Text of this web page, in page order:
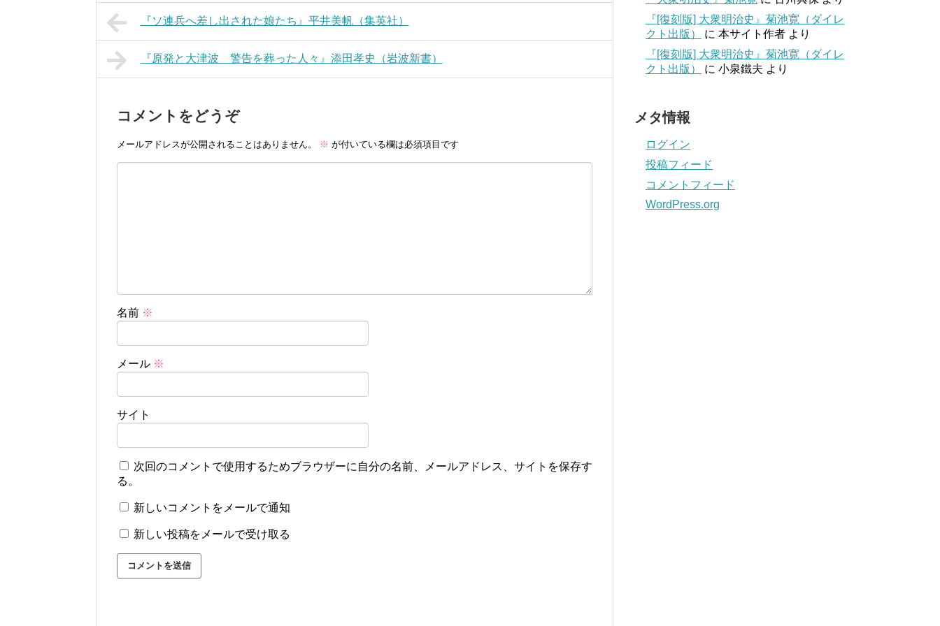
『ソ連兵へ差し出された娘たち』平井美帆（集英社）
『原発と大津波 警告を葬った人々』添田孝史（岩波新書）
コメントをどうぞ
メールアドレスが公開されることはありません。 ※ が付いている欄は必須項目です
名前 ※
メール ※
サイト
次回のコメントで使用するためブラウザーに自分の名前、メールアドレス、サイトを保存す
る。
新しいコメントをメールで通知
新しい投稿をメールで受け取る
『[復刻版] 大衆明治史』菊池寛（ダイレ
クト出版）
に 本サイト作者 より
『[復刻版] 大衆明治史』菊池寛（ダイレ
クト出版）
に 小泉鐵夫 より
メタ情報
ログイン
投稿フィード
コメントフィード
WordPress.org